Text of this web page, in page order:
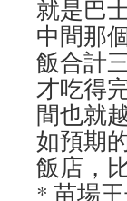
就是巴
中間那
飯合計
才吃得
間也就
如預期
飯店，
* 苗場